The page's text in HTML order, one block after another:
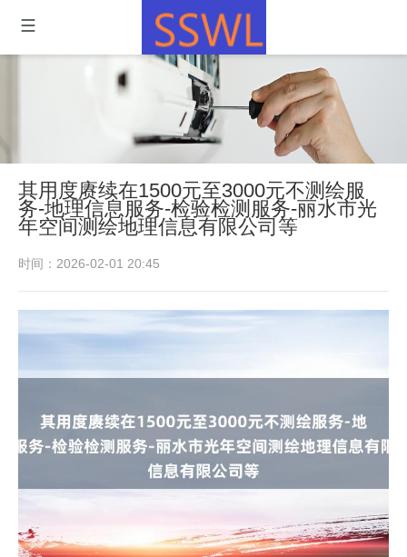
其用度赓续在1500元至3000元不测绘服
务-地理信息服务-检验检测服务-丽水市光
年空间测绘地理信息有限公司等
时间：2026-02-01 20:45